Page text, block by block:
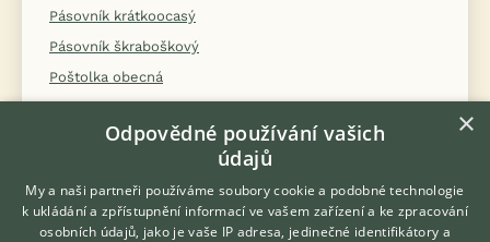
Pásovník krátkoocasý
Pásovník škraboškový
Poštolka obecná
Poštolka rudonohá
Pyrura bělouchý mirandský
Pyrura hnědoocasý pacifický
Pyrura hnědouchý
×
Odpovědné používání vašich
údajů
My a naši partneři používáme soubory cookie a podobné technologie
k ukládání a zpřístupnění informací ve vašem zařízení a ke zpracování
osobních údajů, jako je vaše IP adresa, jedinečné identifikátory a